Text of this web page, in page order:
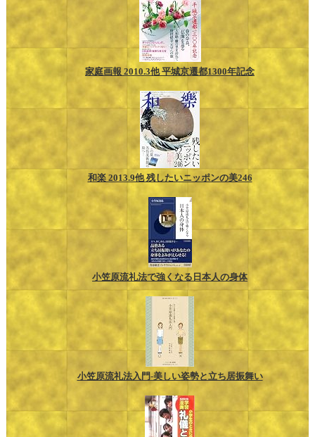
家庭画報 2010.3他 平城京遷都1300年記念
和楽 2013.9他 残したいニッポンの美246
小笠原流礼法で強くなる日本人の身体
小笠原流礼法入門-美しい姿勢と立ち居振舞い